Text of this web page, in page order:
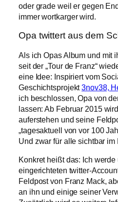
oder grade weil er gegen
immer wortkarger wird.
Opa twittert aus dem
Als ich Opas Album und mit
seit der „Tour de Franz“
eine Idee: Inspiriert vom
Geschichtsprojekt3nov38,
ich beschlossen, Opa von
lassen: Ab Februar 2015
auferstehen und seine
„tagesaktuell von vor 100
Und zwar für alle sichtbar im
Konkret heißt das: Ich
eingerichteten twitter-
Feldpost von Franz Mack,
an ihn und einige seiner